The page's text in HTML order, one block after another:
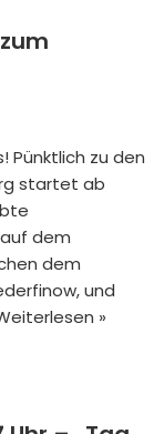
Pünktlich zu den
startet ab
dem
dem
und
»